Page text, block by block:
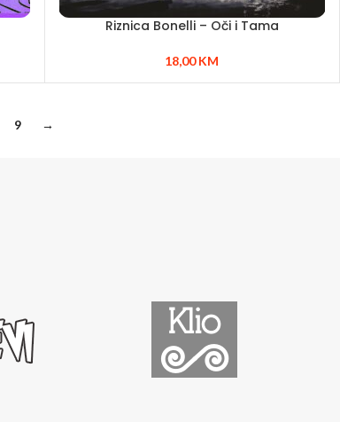
Riznica Bonelli – Oči i Tama
18,00KM
9 →